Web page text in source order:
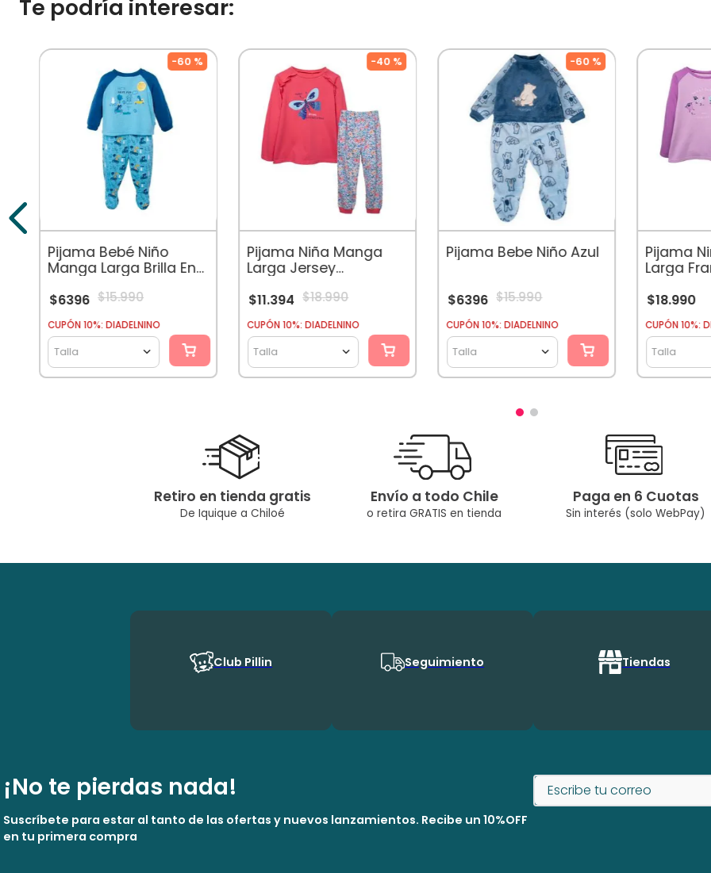
Diseñado
Chilena
A Muchas
Niños!
Te podría interesar:
Pijama Bebé Niño
Manga Larga Brilla En
-60 %
$6396 $15.990
CUPÓN 10%: DIADELNINO
Talla
Pijama Niña Manga
Larga Jersey
Coral
-40 %
$11.394 $18.990
CUPÓN 10%: DIADELNINO
Talla
Pijama Bebe Niño Azul
-60 %
$6396 $15.990
CUPÓN 10%: DIADELNINO
Talla
Pijama
Larga
$18.990
CUPÓN 10%:
Talla
Retiro en tienda gratis
De Iquique a Chiloé
Envío a todo Chile
o retira GRATIS en tienda
Paga en 6 Cuotas
Sin interés (solo WebPay)
Club Pillin Seguimiento Tiendas
¡No te pierdas nada!
Suscríbete para estar al tanto de las ofertas y nuevos lanzamientos. Recibe un 10%OFF
en tu primera compra